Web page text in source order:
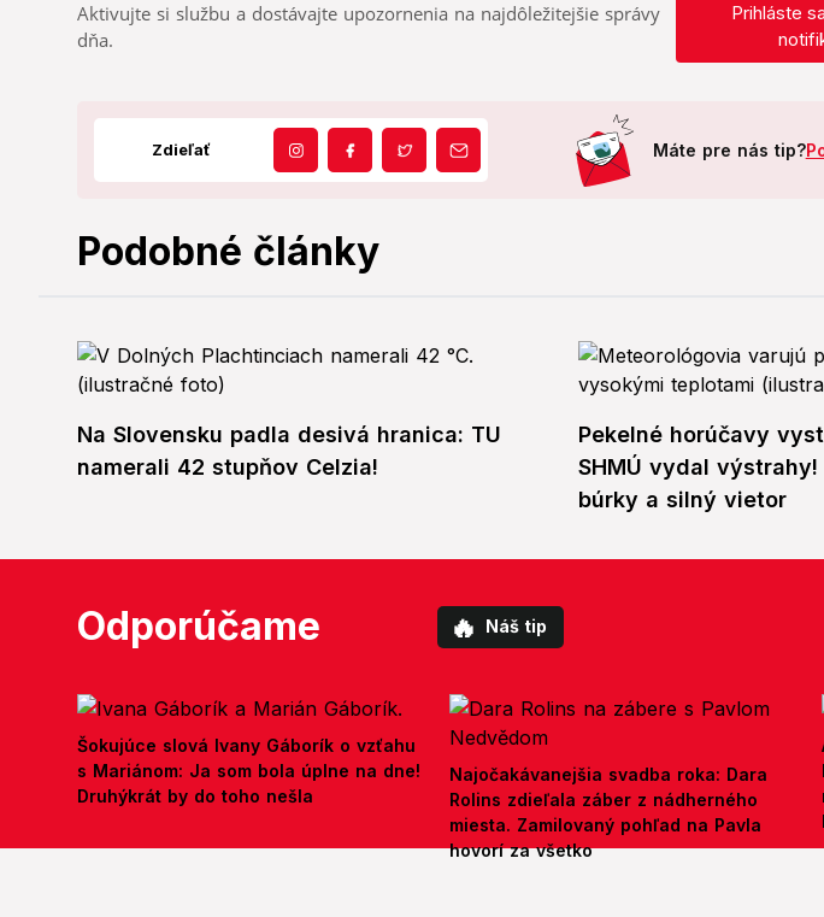
Aktivujte si službu a dostávajte upozornenia na najdôležitejšie správy
dňa.
Prihláste
Zdieľať Máte pre nás tip?
Podobné články
Na Slovensku padla desivá hranica: TU
namerali 42 stupňov Celzia!
Pekelné horúčavy
SHMÚ vydal
búrky a silný vietor
Odporúčame 🔥 Náš tip
Šokujúce slová Ivany Gáborík o vzťahu
s Mariánom: Ja som bola úplne na dne!
Druhýkrát by do toho nešla
Najočakávanejšia svadba roka: Dara
Rolins zdieľala záber z nádherného
miesta. Zamilovaný pohľad na Pavla
hovorí za všetko